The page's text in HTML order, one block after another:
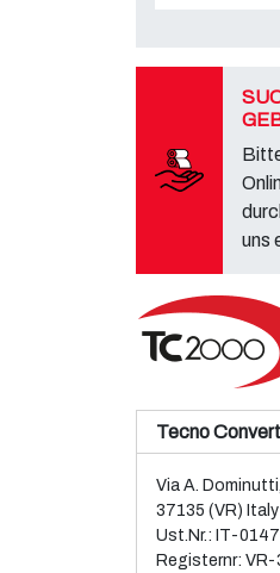
uns
Tecno
Via A.
37135 (VR) Italy
Ust.Nr.: IT-
Registernr: VR-